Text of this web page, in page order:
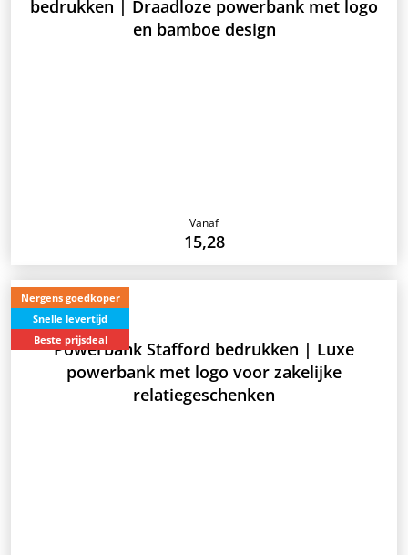
bedrukken | Draadloze powerbank met logo
en bamboe design
Vanaf
15,28
Nergens goedkoper
Snelle levertijd
Beste prijsdeal
Powerbank Stafford bedrukken | Luxe
powerbank met logo voor zakelijke
relatiegeschenken